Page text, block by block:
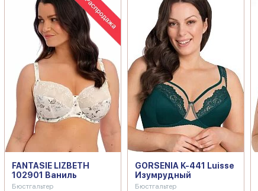
FANTASIE LIZBETH
102901 Ваниль
Бюстгальтер
GORSENIA K-441 Luisse
Изумрудный
Бюстгальтер